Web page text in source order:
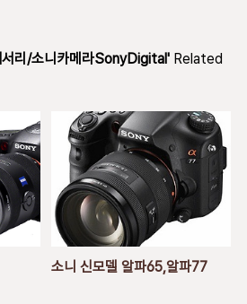
리/소니카메라SonyDigital' Related
소니 신모델 알파65,알파77